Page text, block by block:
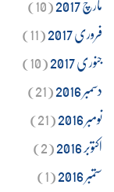
فروری 2017
(11)
جنوری 2017
(10)
دسمبر 2016
(21)
نومبر 2016
(21)
اکتوبر 2016
(2)
ستمبر 2016
(1)